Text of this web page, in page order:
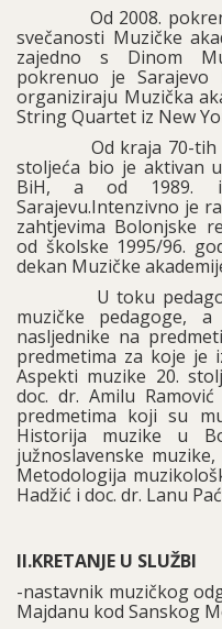
Od 2008.
svečanosti Muzičke
zajedno s Dinom
pokrenuo je Sarajevo
organiziraju Muzička
String Quartet iz New
Od kraja 70-
stoljeća bio je aktivan
BiH, a od 1989.
Sarajevu.Intenzivno je
zahtjevima Bolonjske
od školske 1995/96.
dekan Muzičke
U toku
muzičke pedagoge,
nasljednike na
predmetima za koje je
Aspekti muzike 20.
doc. dr. Amilu
predmetima koji su
Historija muzike u
južnoslavenske
Metodologija
Hadžić i doc. dr. Lanu
II.KRETANJE U SLUŽBI
-nastavnik muzičkog
Majdanu kod Sanskog